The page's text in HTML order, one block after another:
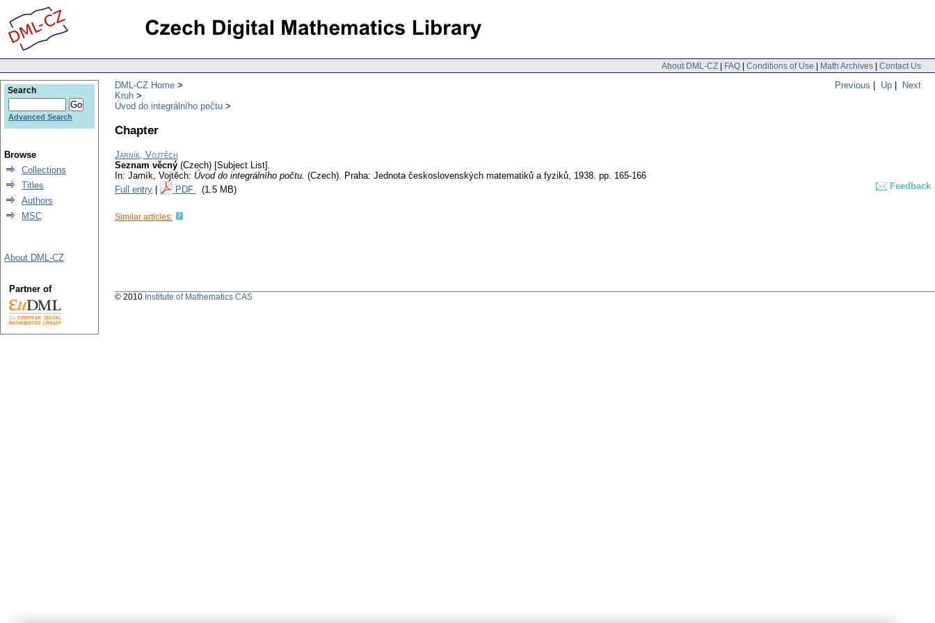
About DML-CZ | FAQ | Conditions of Use | Math Archives | Contact Us
Previous | Up | Next
DML-CZ Home
Kruh
Úvod do integrálního počtu
Chapter
Jarník, Vojtěch
Seznam věcný (Czech) [Subject List].
In: Jarník, Vojtěch: Úvod do integrálního počtu. (Czech). Praha: Jednota československých matematiků a fyziků, 1938. pp. 165-166
Full entry
PDF (1.5 MB) Feedback
Similar articles:
Search
Advanced Search
Browse
Collections
Titles
Authors
MSC
About DML-CZ
Partner of
© 2010 Institute of Mathematics CAS